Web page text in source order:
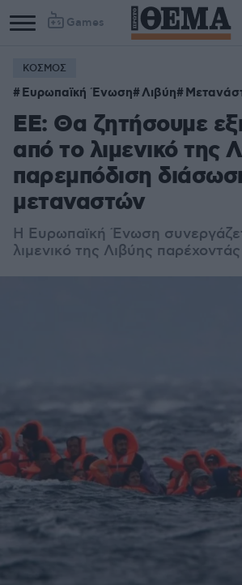
Games
ΚΟΣΜΟΣ
Ευρωπαϊκή Ένωση Λιβύη
ΕΕ: Θα ζητήσουμε
από το λιμενικό της
παρεμπόδιση
μεταναστών
Η Ευρωπαϊκή Ένωση
λιμενικό της Λιβύης